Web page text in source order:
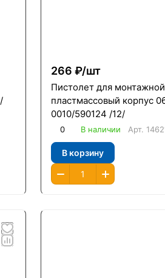
266 ₽/шт
Пистолет для
пластмассовый корпус
0010/590124 /12/
0 В наличии Арт.
В корзину